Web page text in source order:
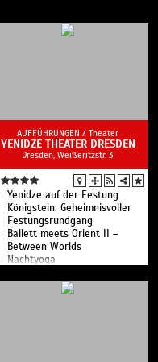
AUFFÜHRUNGEN / Theater
YENIDZE THEATER DRESDEN
Dresden, Weißeritzstr. 3
Yenidze auf der Festung
Königstein: Geheimnisvoller
Festungsrundgang
Ballett meets Orient II –
Between Worlds
Nachtyoga
Tango – Wege einer
Leidenschaft